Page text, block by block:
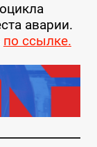
аварии.
по ссылке.